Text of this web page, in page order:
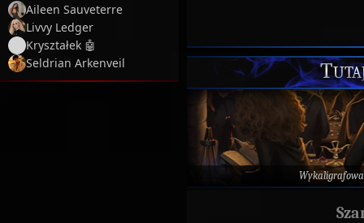
Aileen Sauveterre
Livvy Ledger
Kryształek 🤖
Seldrian Arkenveil